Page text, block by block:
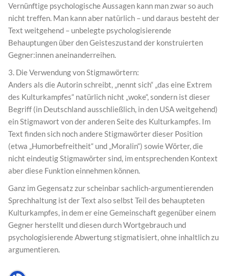
Vernünftige psychologische Aussagen kann man zwar so auch
nicht treffen. Man kann aber natürlich – und daraus besteht der
Text weitgehend – unbelegte psychologisierende
Behauptungen über den Geisteszustand der konstruierten
Gegner:innen aneinanderreihen.
3. Die Verwendung von Stigmawörtern:
Anders als die Autorin schreibt, „nennt sich“ „das eine Extrem
des Kulturkampfes“ natürlich nicht „woke“, sondern ist dieser
Begriff (in Deutschland ausschließlich, in den USA weitgehend)
ein Stigmawort von der anderen Seite des Kulturkampfes. Im
Text finden sich noch andere Stigmawörter dieser Position
(etwa „Humorbefreitheit“ und „Moralin“) sowie Wörter, die
nicht eindeutig Stigmawörter sind, im entsprechenden Kontext
aber diese Funktion einnehmen können.
Ganz im Gegensatz zur scheinbar sachlich-argumentierenden
Sprechhaltung ist der Text also selbst Teil des behaupteten
Kulturkampfes, in dem er eine Gemeinschaft gegenüber einem
Gegner herstellt und diesen durch Wortgebrauch und
psychologisierende Abwertung stigmatisiert, ohne inhaltlich zu
argumentieren.